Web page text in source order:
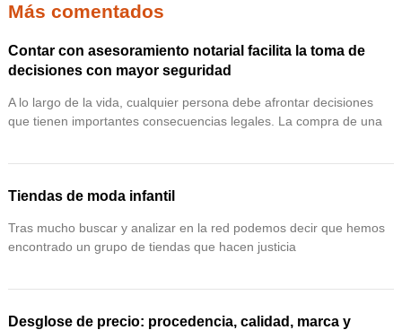
Más comentados
Contar con asesoramiento notarial facilita la toma de
decisiones con mayor seguridad
A lo largo de la vida, cualquier persona debe afrontar decisiones
que tienen importantes consecuencias legales. La compra de una
Tiendas de moda infantil
Tras mucho buscar y analizar en la red podemos decir que hemos
encontrado un grupo de tiendas que hacen justicia
Desglose de precio: procedencia, calidad, marca y